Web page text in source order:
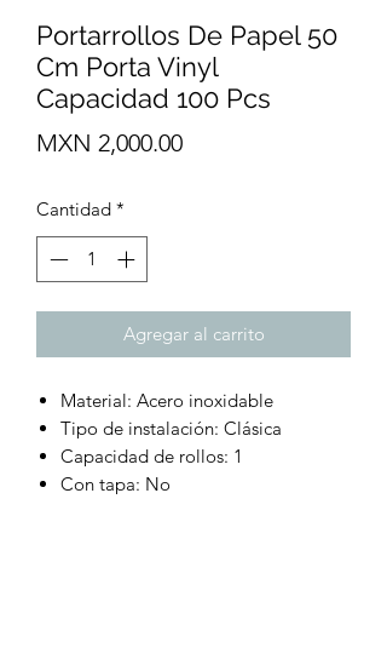
Portarrollos De Papel 50
Cm Porta Vinyl
Capacidad 100 Pcs
MXN 2,000.00Precio
Cantidad *
Agregar al carrito
Material: Acero inoxidable
Tipo de instalación: Clásica
Capacidad de rollos: 1
Con tapa: No